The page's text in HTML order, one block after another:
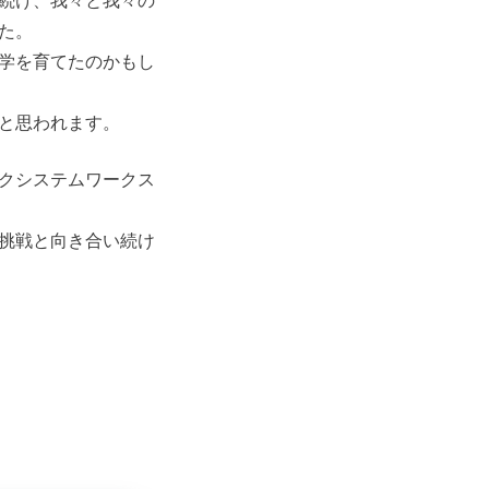
。
を育てたのかもし
思われます。
システムワークス
戦と向き合い続け